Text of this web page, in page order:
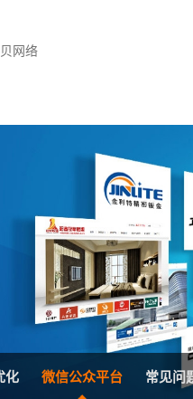
H5响应式网站建设方案
防伪防窜货系统
外贸多语言网站建设方
三级分销系统
网站推广优化方案
在线进销存管理
品牌加盟营销管理系统
化 微信公众平台 常见问